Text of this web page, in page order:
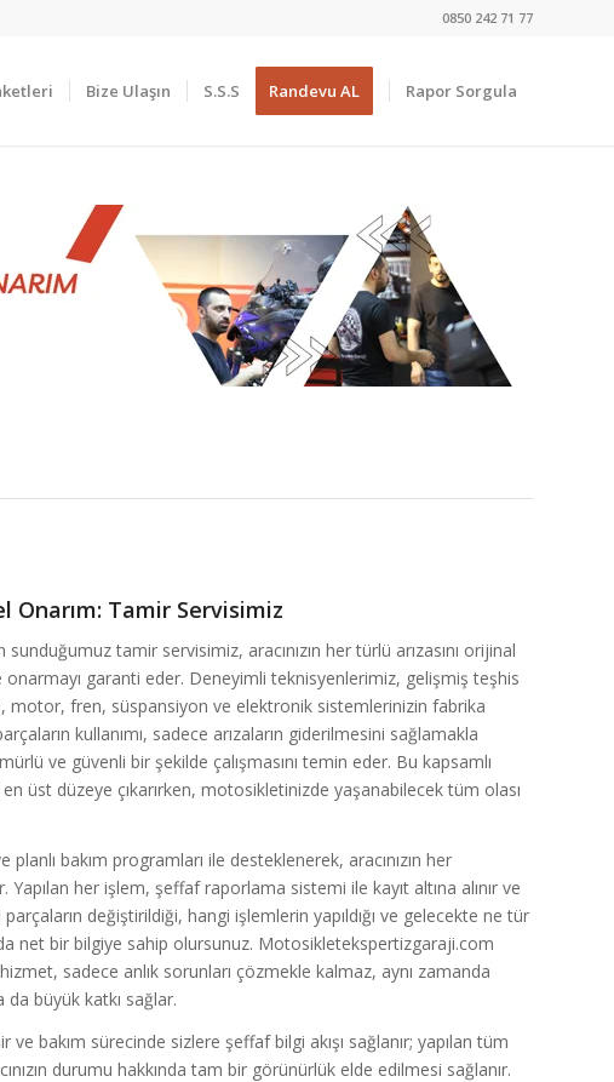
0850 242 71 77
Bize Ulaşın S.S.S Randevu AL Rapor Sorgula
Onarım: Tamir Servisimiz
tamir servisimiz, aracınızın her türlü arızasını orijinal
garanti eder. Deneyimli teknisyenlerimiz, gelişmiş teşhis
motor, fren, süspansiyon ve elektronik sistemlerinizin fabrika
kullanımı, sadece arızaların giderilmesini sağlamakla
ve güvenli bir şekilde çalışmasını temin eder. Bu kapsamlı
üst düzeye çıkarırken, motosikletinizde yaşanabilecek tüm olası
bakım programları ile desteklenerek, aracınızın her
her işlem, şeffaf raporlama sistemi ile kayıt altına alınır ve
değiştirildiği, hangi işlemlerin yapıldığı ve gelecekte ne tür
net bir bilgiye sahip olursunuz. Motosikletekspertizgaraji.com
sadece anlık sorunları çözmekle kalmaz, aynı zamanda
da büyük katkı sağlar.
ve bakım sürecinde sizlere şeffaf bilgi akışı sağlanır; yapılan tüm
durumu hakkında tam bir görünürlük elde edilmesi sağlanır.